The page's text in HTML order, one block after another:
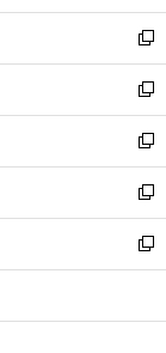
開
く
ウ
で
開
く
ン
ド
ウ
で
開
く
ウ
ィ
ン
ド
ウ
で
開
く
新
し
い
ウ
ィ
ン
ド
ウ
で
開
新
し
い
ウ
ィ
ン
ド
ウ
開
新
し
い
ウ
ィ
ン
ウ
新
し
い
ウ
ン
新
し
ウ